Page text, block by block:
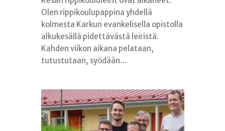
Olen rippikoulupappina yhdellä
kolmesta Karkun evankelisella opistolla
alkukesällä pidettävästä leiristä.
Kahden viikon aikana pelataan,
tutustutaan, syödään…